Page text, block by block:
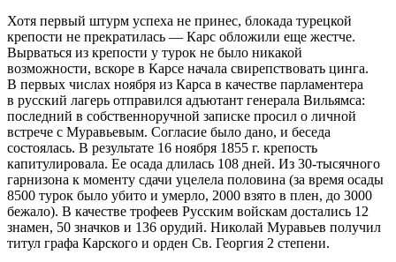
Хотя первый штурм успеха не принес, блокада турецкой
крепости не прекратилась — Карс обложили еще жестче.
Вырваться из крепости у турок не было никакой
возможности, вскоре в Карсе начала свирепствовать цинга.
В первых числах ноября из Карса в качестве парламентера
в русский лагерь отправился адъютант генерала Вильямса:
последний в собственноручной записке просил о личной
встрече с Муравьевым. Согласие было дано, и беседа
состоялась. В результате 16 ноября 1855 г. крепость
капитулировала. Ее осада длилась 108 дней. Из 30-тысячного
гарнизона к моменту сдачи уцелела половина (за время осады
8500 турок было убито и умерло, 2000 взято в плен, до 3000
бежало). В качестве трофеев Русским войскам достались 12
знамен, 50 значков и 136 орудий. Николай Муравьев получил
титул графа Карского и орден Св. Георгия 2 степени.